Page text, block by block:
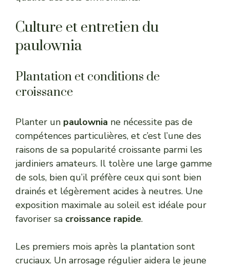
Culture et entretien du
paulownia
Plantation et conditions de
croissance
Planter un paulownia ne nécessite pas de
compétences particulières, et c’est l’une des
raisons de sa popularité croissante parmi les
jardiniers amateurs. Il tolère une large gamme
de sols, bien qu’il préfère ceux qui sont bien
drainés et légèrement acides à neutres. Une
exposition maximale au soleil est idéale pour
favoriser sa croissance rapide.
Les premiers mois après la plantation sont
cruciaux. Un arrosage régulier aidera le jeune